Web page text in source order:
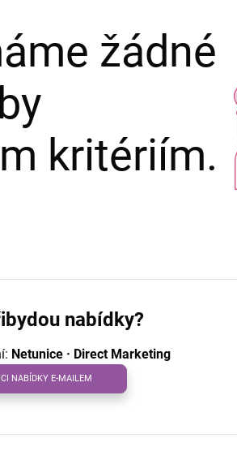
žádné
kritériím.
nabídky?
Netunice · Direct Marketing
NABÍDKY E-MAILEM